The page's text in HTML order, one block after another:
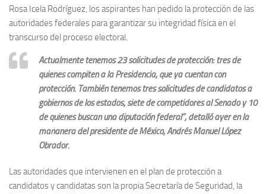
Rosa Icela Rodríguez, los aspirantes han pedido la protección de las
autoridades federales para garantizar su integridad física en el
transcurso del proceso electoral.
Actualmente tenemos 23 solicitudes de protección: tres de
quienes compiten a la Presidencia, que ya cuentan con
protección. También tenemos tres solicitudes de candidatos a
gobiernos de los estados; siete de competidores al Senado y 10
de quienes buscan una diputación federal”, detalló ayer en la
mañanera del presidente de México, Andrés Manuel López
Obrador.
Las autoridades que intervienen en el plan de protección a
candidatos y candidatas son la propia Secretaría de Seguridad, la